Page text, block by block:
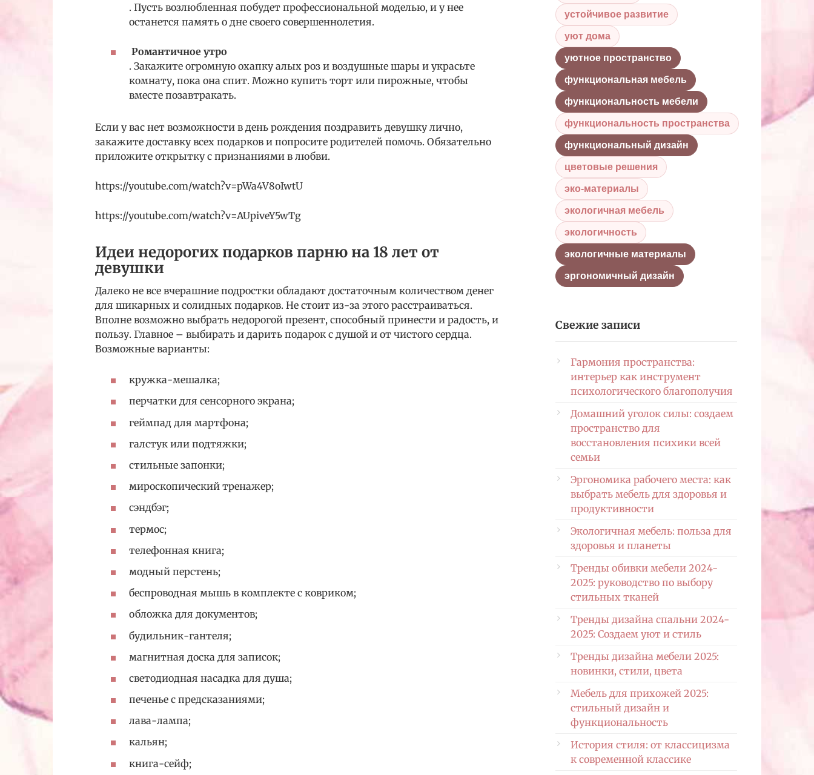
. Пусть возлюбленная побудет профессиональной моделью, и у нее
останется память о дне своего совершеннолетия.
Романтичное утро
. Закажите огромную охапку алых роз и воздушные шары и украсьте
комнату, пока она спит. Можно купить торт или пирожные, чтобы
вместе позавтракать.
Если у вас нет возможности в день рождения поздравить девушку лично,
закажите доставку всех подарков и попросите родителей помочь. Обязательно
приложите открытку с признаниями в любви.
https://youtube.com/watch?v=pWa4V8oIwtU
https://youtube.com/watch?v=AUpiveY5wTg
Идеи недорогих подарков парню на 18 лет от
девушки
Далеко не все вчерашние подростки обладают достаточным количеством денег
для шикарных и солидных подарков. Не стоит из-за этого расстраиваться.
Вполне возможно выбрать недорогой презент, способный принести и радость, и
пользу. Главное – выбирать и дарить подарок с душой и от чистого сердца.
Возможные варианты:
кружка-мешалка;
перчатки для сенсорного экрана;
геймпад для мартфона;
галстук или подтяжки;
стильные запонки;
мироскопический тренажер;
сэндбэг;
термос;
телефонная книга;
модный перстень;
беспроводная мышь в комплекте с ковриком;
обложка для документов;
будильник-гантеля;
магнитная доска для записок;
светодиодная насадка для душа;
печенье с предсказаниями;
лава-лампа;
кальян;
книга-сейф;
устойчивое развитие
уют дома
уютное пространство
функциональная мебель
функциональность мебели
функциональность пространства
функциональный дизайн
цветовые решения
эко-материалы
экологичная мебель
экологичность
экологичные материалы
эргономичный дизайн
Свежие записи
Гармония пространства:
интерьер как инструмент
психологического благополучия
Домашний уголок силы: создаем
пространство для
восстановления психики всей
семьи
Эргономика рабочего места: как
выбрать мебель для здоровья и
продуктивности
Экологичная мебель: польза для
здоровья и планеты
Тренды обивки мебели 2024-
2025: руководство по выбору
стильных тканей
Тренды дизайна спальни 2024-
2025: Создаем уют и стиль
Тренды дизайна мебели 2025:
новинки, стили, цвета
Мебель для прихожей 2025:
стильный дизайн и
функциональность
История стиля: от классицизма
к современной классике